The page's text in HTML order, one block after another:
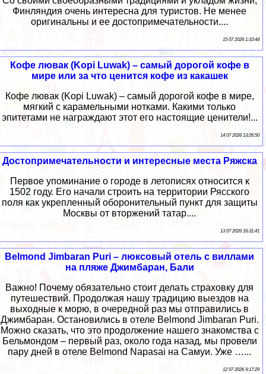
Финляндия очень интересна для туристов. Не менее
оригинальны и ее достопримечательности....
15 07 2026 1:10:44
Кофе лювак (Kopi Luwak) – самый дорогой кофе в
мире или за что ценится кофе из какашек
Кофе лювак (Kopi Luwak) – самый дорогой кофе в мире,
мягкий с карамельными нотками. Какими только
эпитетами не награждают этот его настоящие ценители!...
14 07 2026 13:26:50
Достопримечательности и интересные места Ряжска
Первое упоминание о городе в летописях относится к
1502 году. Его начали строить на территории Рясского
поля как укрепленный оборонительный пункт для защиты
Москвы от вторжений татар....
13 07 2026 16:31:41
Belmond Jimbaran Puri – люксовый отель с виллами
на пляже Джимбаран, Бали
Важно! Почему обязательно стоит делать страховку для
путешествий. Продолжая нашу традицию выездов на
выходные к морю, в очередной раз мы отправились в
Джимбаран. Остановились в отеле Belmond Jimbaran Puri.
Можно сказать, что это продолжение нашего знакомства с
Бельмондом – первый раз, около года назад, мы провели
пару дней в отеле Belmond Napasai на Самуи. Уже …...
12 07 2026 9:17:29